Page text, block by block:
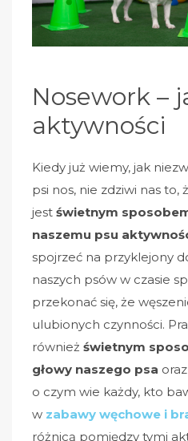
Nosework –
aktywności
Kiedy już wiemy, jak
psi nos, nie zdziwi nas to,
jest świetnym
naszemu psu
spojrzeć na przyklejony
naszych psów w czasie
przekonać się, że
ulubionych czynności.
również świetnym
głowy naszego psa
o czym wie każdy, kto
w zabawy węchowe i
różnicą pomiędzy tymi